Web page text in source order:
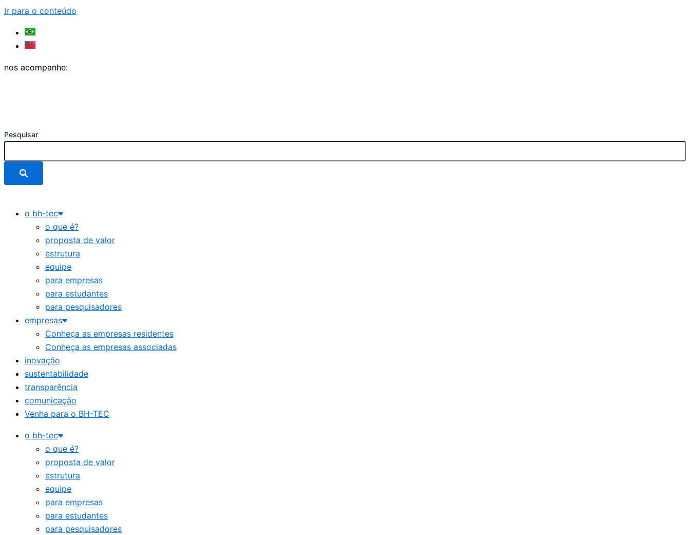
Ir para o conteúdo
nos acompanhe:
Pesquisar
o bh-tec
o que é?
proposta de valor
estrutura
equipe
para empresas
para estudantes
para pesquisadores
empresas
Conheça as empresas residentes
Conheça as empresas associadas
inovação
sustentabilidade
transparência
comunicação
Venha para o BH-TEC
o bh-tec
o que é?
proposta de valor
estrutura
equipe
para empresas
para estudantes
para pesquisadores